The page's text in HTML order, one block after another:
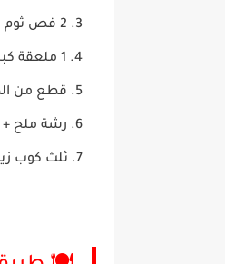
2 فص ثوم مهروس 🧄
1 ملعقة كبيرة ممتلئة معجون فلفل 🌶️
قطع من
رشة ملح +
ثلث كوب